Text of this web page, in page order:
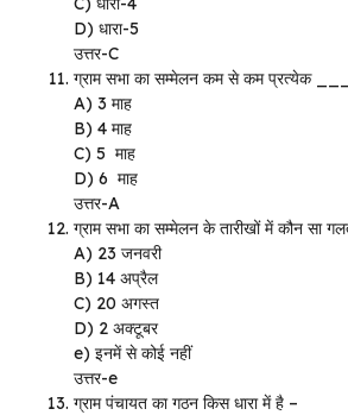
D) धारा-5
उत्तर-C
ग्राम सभा का सम्मेलन कम से कम प्रत्येक
A) 3 माह
B) 4 माह
C) 5 माह
D) 6 माह
उत्तर-A
ग्राम सभा का सम्मेलन के तारीखों में कौन सा
A) 23 जनवरी
B) 14 अप्रैल
C) 20 अगस्त
D) 2 अक्टूबर
e) इनमें से कोई नहीं
उत्तर-e
ग्राम पंचायत का गठन किस धारा में है –